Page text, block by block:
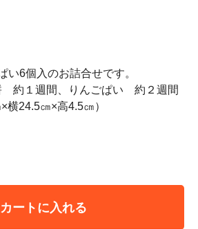
い6個入のお詰合せです。
約１週間、りんごぱい 約２週間
横24.5㎝×高4.5㎝）
カートに入れる